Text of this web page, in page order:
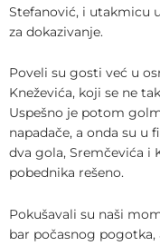
Stefanović, i utakmicu
za dokazivanje.
Poveli su gosti već u
Kneževića, koji se ne
Uspešno je potom
napadače, a onda su u
dva gola, Sremčevića i
pobednika rešeno.
Pokušavali su naši
bar počasnog pogotka,